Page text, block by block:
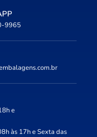
9965
e
às 17h e Sexta das